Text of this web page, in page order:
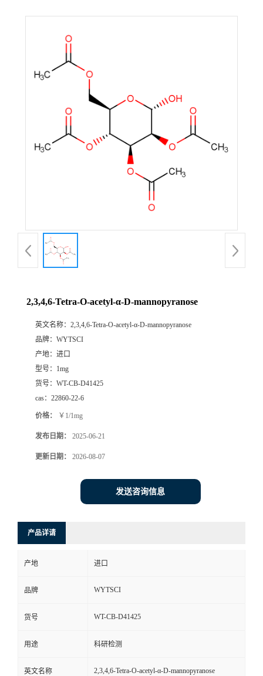
2,3,4,6-Tetra-O-acetyl-α-D-mannopyranose
英文名称： 2,3,4,6-Tetra-O-acetyl-α-D-mannopyranose
品牌： WYTSCI
产地： 进口
型号： 1mg
货号： WT-CB-D41425
cas： 22860-22-6
价格： ￥1/1mg
发布日期： 2025-06-21
更新日期： 2026-08-07
发送咨询信息
产品详请
产地 进口
品牌 WYTSCI
货号 WT-CB-D41425
用途 科研检测
英文名称 2,3,4,6-Tetra-O-acetyl-α-D-mannopyranose